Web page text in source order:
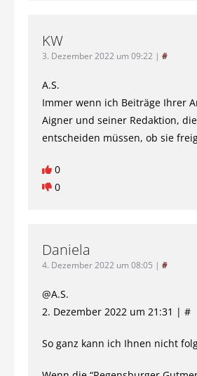
KW
3. Dezember 2022 um 09:22 | #
A.S.
Immer wenn ich Beiträge Ihrer
Aigner und seiner Redaktion,
entscheiden müssen, ob sie
0
0
Daniela
4. Dezember 2022 um 08:05 | #
@A.S.
2. Dezember 2022 um 21:31 | #
So ganz kann ich Ihnen nicht